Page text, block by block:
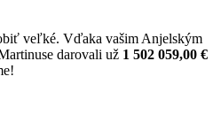
veľké. Vďaka vašim Anjelským
darovali už 1 502 059,00 €